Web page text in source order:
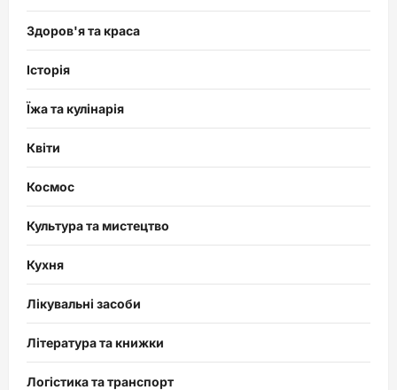
Здоров'я та краса
Історія
Їжа та кулінарія
Квіти
Космос
Культура та мистецтво
Кухня
Лікувальні засоби
Література та книжки
Логістика та транспорт